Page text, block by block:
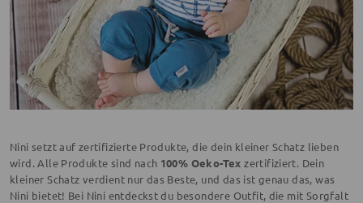
Nini setzt auf zertifizierte Produkte, die dein kleiner Schatz lieben
wird. Alle Produkte sind nach 100% Oeko-Tex zertifiziert. Dein
kleiner Schatz verdient nur das Beste, und das ist genau das, was
Nini bietet! Bei Nini entdeckst du besondere Outfit, die mit Sorgfalt